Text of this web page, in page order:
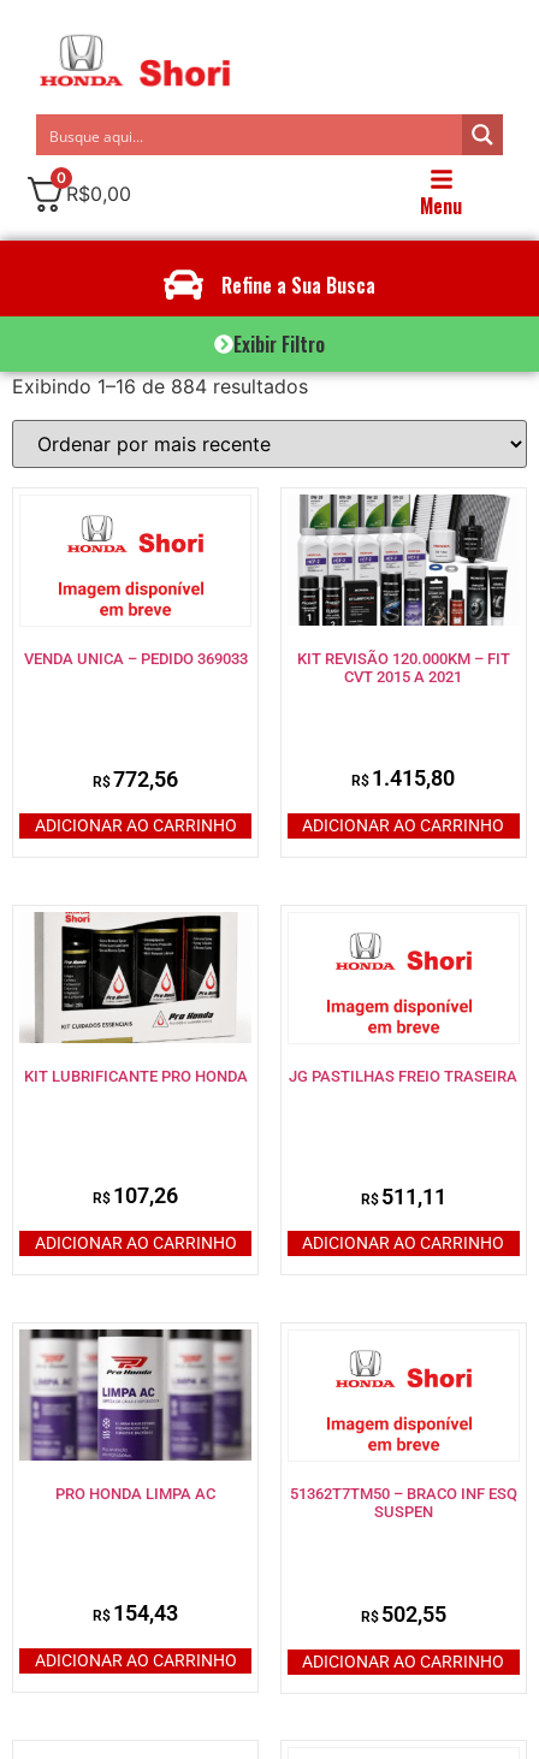
0
R$0,00 Menu
Refine a Sua Busca
Exibir Filtro
Exibindo 1–16 de 884 resultados
VENDA UNICA – PEDIDO 369033
R$772,56
ADICIONAR AO CARRINHO
KIT REVISÃO 120.000KM – FIT
CVT 2015 A 2021
R$ 1.415,80
ADICIONAR AO CARRINHO
KIT LUBRIFICANTE PRO HONDA
R$ 107,26
ADICIONAR AO CARRINHO
JG PASTILHAS FREIO TRASEIRA
R$ 511,11
ADICIONAR AO CARRINHO
PRO HONDA LIMPA AC
R$ 154,43
ADICIONAR AO CARRINHO
51362T7TM50 – BRACO INF ESQ
SUSPEN
R$ 502,55
ADICIONAR AO CARRINHO